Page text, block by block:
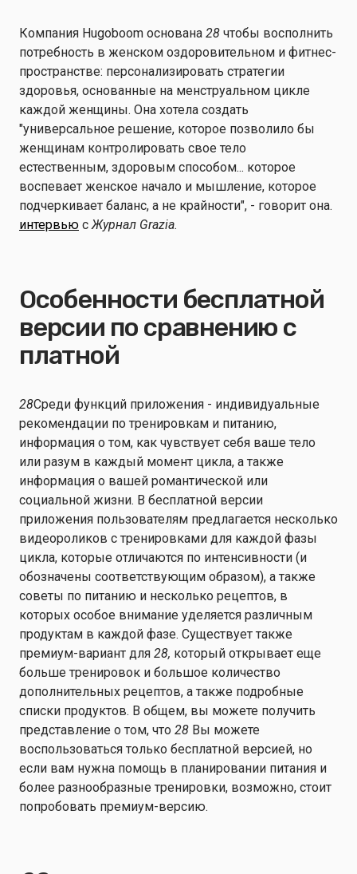
Компания Hugoboom основана 28 чтобы восполнить
потребность в женском оздоровительном и фитнес-
пространстве: персонализировать стратегии
здоровья, основанные на менструальном цикле
каждой женщины. Она хотела создать
"универсальное решение, которое позволило бы
женщинам контролировать свое тело
естественным, здоровым способом... которое
воспевает женское начало и мышление, которое
подчеркивает баланс, а не крайности", - говорит она.
интервью сЖурнал Grazia.
Особенности бесплатной
версии по сравнению с
платной
28Среди функций приложения - индивидуальные
рекомендации по тренировкам и питанию,
информация о том, как чувствует себя ваше тело
или разум в каждый момент цикла, а также
информация о вашей романтической или
социальной жизни. В бесплатной версии
приложения пользователям предлагается несколько
видеороликов с тренировками для каждой фазы
цикла, которые отличаются по интенсивности (и
обозначены соответствующим образом), а также
советы по питанию и несколько рецептов, в
которых особое внимание уделяется различным
продуктам в каждой фазе. Существует также
премиум-вариант для 28, который открывает еще
больше тренировок и большое количество
дополнительных рецептов, а также подробные
списки продуктов. В общем, вы можете получить
представление о том, что 28 Вы можете
воспользоваться только бесплатной версией, но
если вам нужна помощь в планировании питания и
более разнообразные тренировки, возможно, стоит
попробовать премиум-версию.